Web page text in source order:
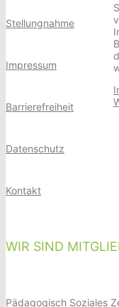
Stellungnahme
Impressum
Barrierefreiheit
Datenschutz
Kontakt
WIR SIND
Pädagogisch Soziales